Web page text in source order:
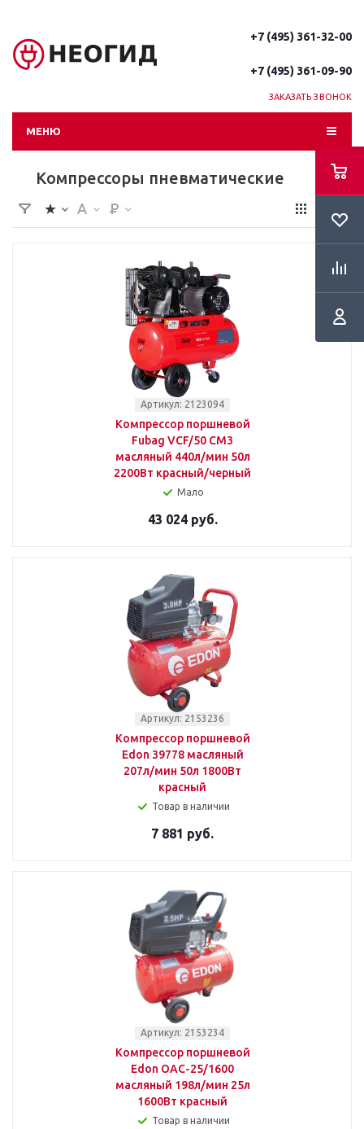
+7 (495) 361-32-00
+7 (495) 361-09-90
ЗАКАЗАТЬ ЗВОНОК
МЕНЮ
Компрессоры пневматические
Артикул: 2123094
Компрессор поршневой
Fubag VCF/50 СM3
масляный 440л/мин 50л
2200Вт красный/черный
Мало
43 024 руб.
Артикул: 2153236
Компрессор поршневой
Edon 39778 масляный
207л/мин 50л 1800Вт
красный
Товар в наличии
7 881 руб.
Артикул: 2153234
Компрессор поршневой
Edon OAC-25/1600
масляный 198л/мин 25л
1600Вт красный
Товар в наличии